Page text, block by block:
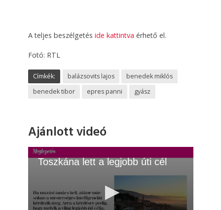
A teljes beszélgetés ide kattintva érhető el.
Fotó: RTL
Címkék: balázsovits lajos
benedek miklós
benedek tibor
epres panni gyász
Ajánlott videó
Toszkána lett a legjobb úti cél